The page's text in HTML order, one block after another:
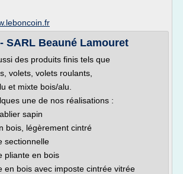
SARL Beauné Lamouret
des produits finis tels que
volets, volets roulants,
et mixte bois/alu.
une de nos réalisations :
sapin
bois, légèrement cintré
sectionnelle
pliante en bois
en bois avec imposte cintrée vitrée